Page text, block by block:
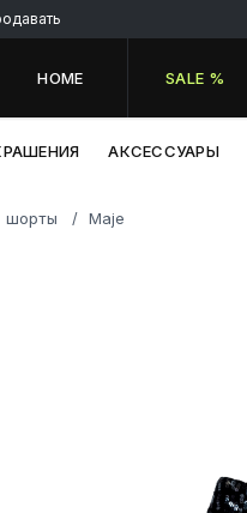
HOME SALE %
АКСЕССУАРЫ
шорты Maje